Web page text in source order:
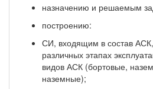
назначению и решаемым
построению:
СИ, входящим в состав
различных этапах
видов АСК (бортовые,
наземные);